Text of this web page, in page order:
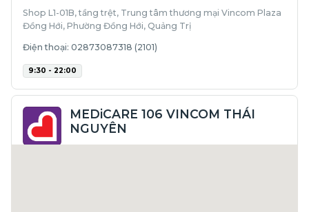
Shop L1-01B, tầng trệt, Trung tâm thương mại Vincom Plaza
Đồng Hới, Phường Đồng Hới, Quảng Trị
Điện thoại: 02873087318 (2101)
9:30 - 22:00
MEDiCARE 106 VINCOM THÁI
NGUYÊN